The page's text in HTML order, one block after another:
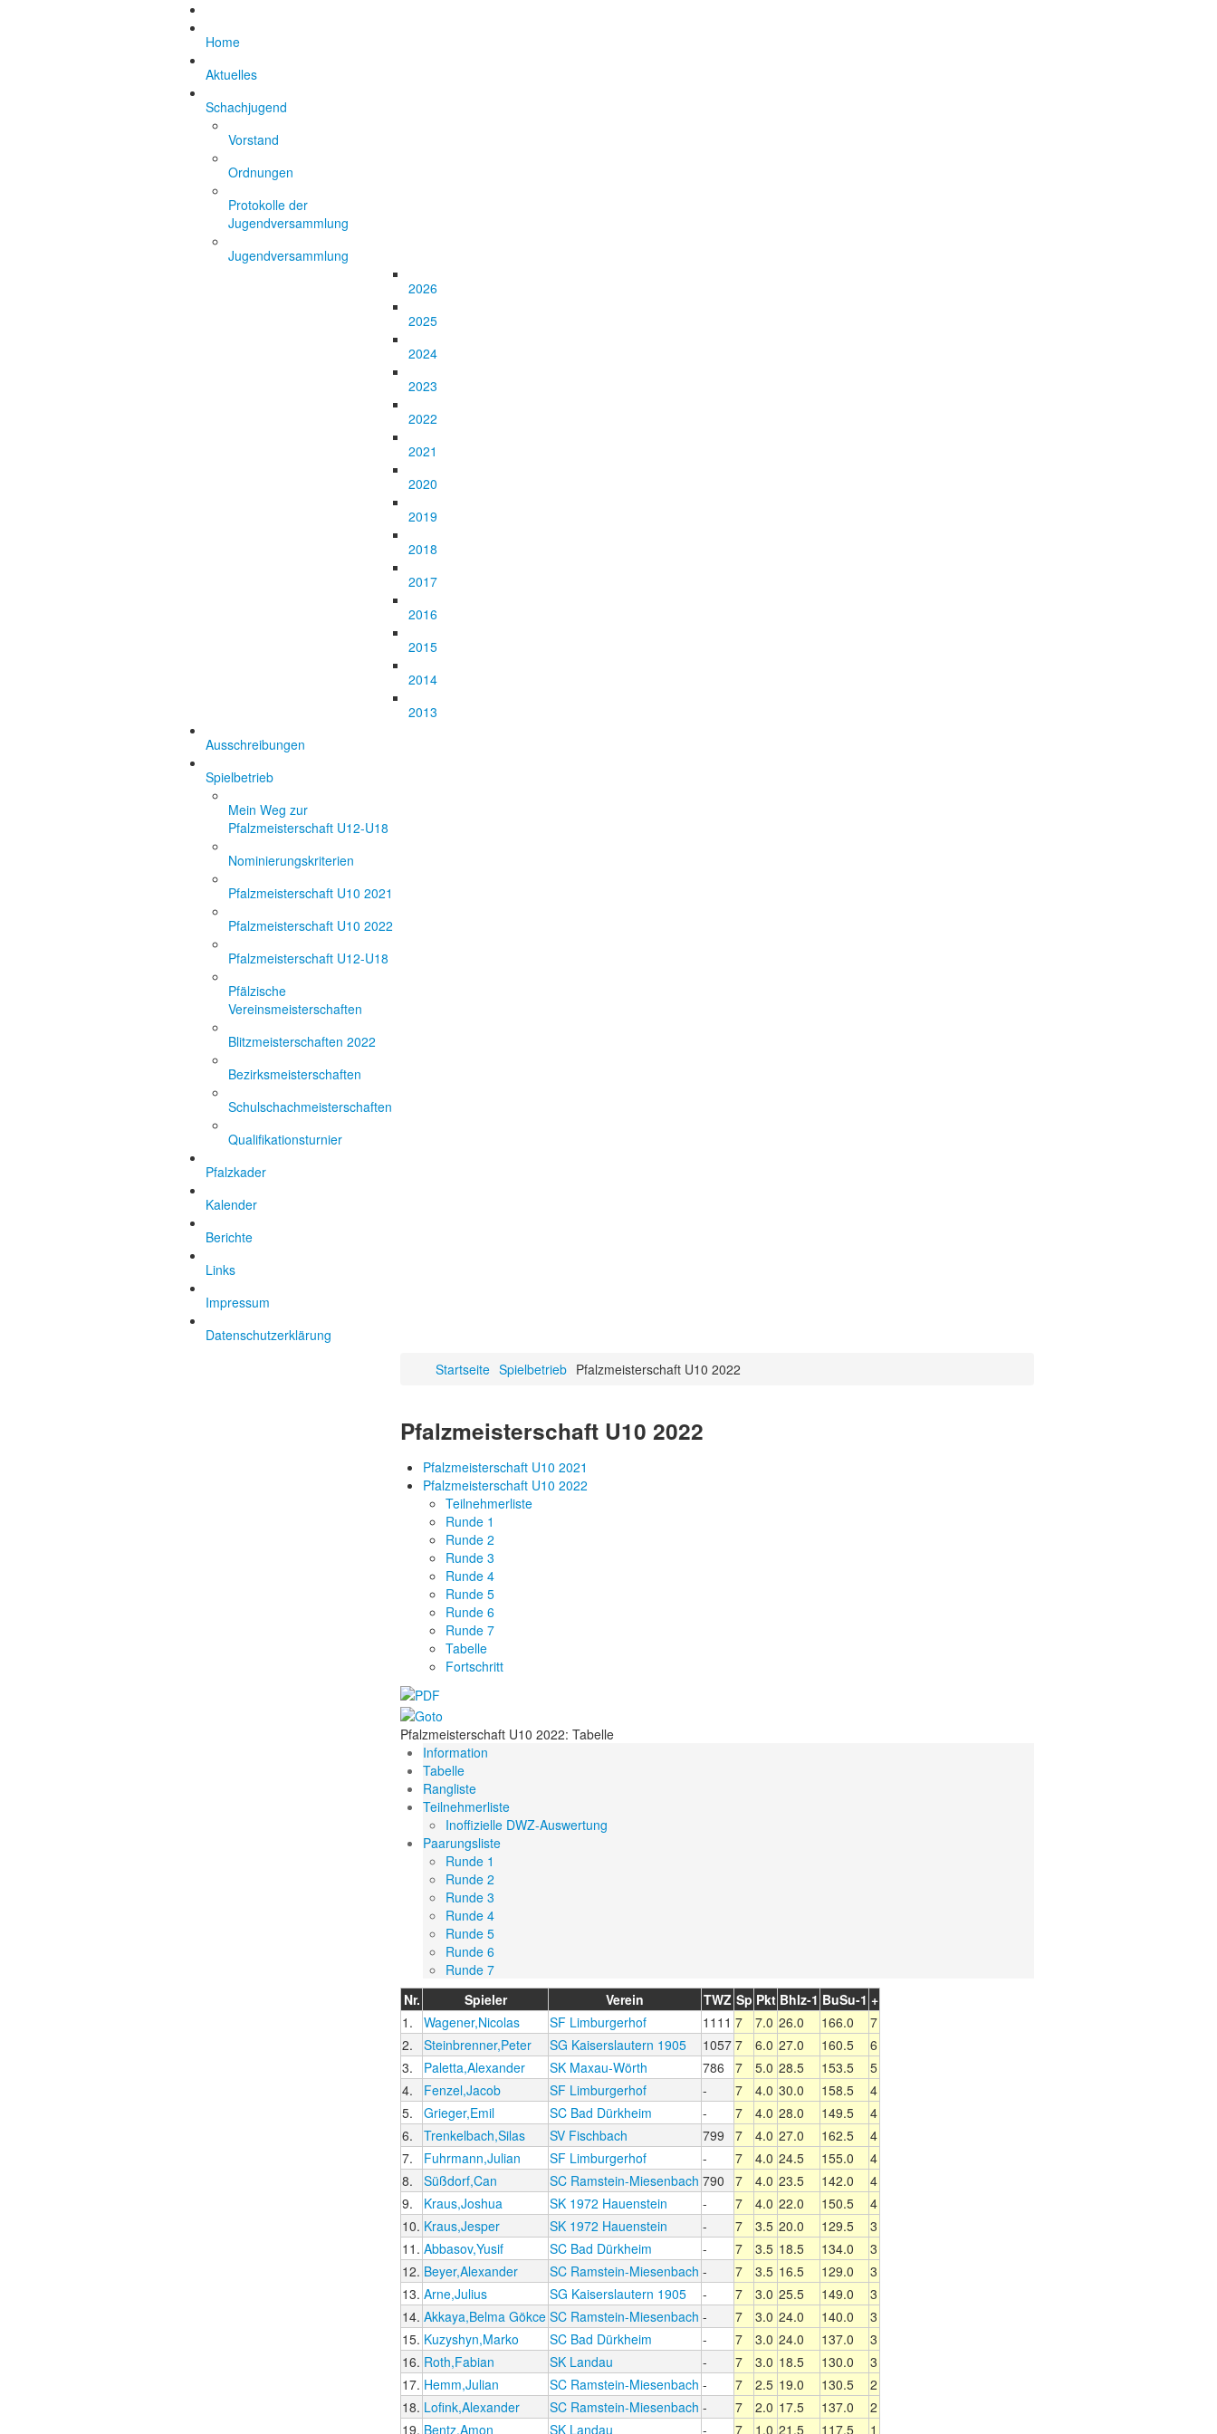
Home
Aktuelles
Schachjugend
Vorstand
Ordnungen
Protokolle der
Jugendversammlung
Jugendversammlung
2026
2025
2024
2023
2022
2021
2020
2019
2018
2017
2016
2015
2014
2013
Ausschreibungen
Spielbetrieb
Mein Weg zur
Pfalzmeisterschaft U12-U18
Nominierungskriterien
Pfalzmeisterschaft U10 2021
Pfalzmeisterschaft U10 2022
Pfalzmeisterschaft U12-U18
Pfälzische
Vereinsmeisterschaften
Blitzmeisterschaften 2022
Bezirksmeisterschaften
Schulschachmeisterschaften
Qualifikationsturnier
Pfalzkader
Kalender
Berichte
Links
Impressum
Datenschutzerklärung
Startseite Spielbetrieb Pfalzmeisterschaft U10 2022
Pfalzmeisterschaft U10 2022
Pfalzmeisterschaft U10 2021
Pfalzmeisterschaft U10 2022
Teilnehmerliste
Runde 1
Runde 2
Runde 3
Runde 4
Runde 5
Runde 6
Runde 7
Tabelle
Fortschritt
Pfalzmeisterschaft U10 2022: Tabelle
Information
Tabelle
Rangliste
Teilnehmerliste
Inoffizielle DWZ-Auswertung
Paarungsliste
Runde 1
Runde 2
Runde 3
Runde 4
Runde 5
Runde 6
Runde 7
Nr.
Spieler Verein TWZ Sp Pkt Bhlz-1 BuSu-1 +
1.
Wagener,Nicolas SF Limburgerhof 1111 7 7.0 26.0 166.0
7
2.
Steinbrenner,Peter SG Kaiserslautern 1905 1057 7 6.0 27.0 160.5
6
3.
Paletta,Alexander SK Maxau-Wörth 786 7 5.0 28.5 153.5
5
4.
Fenzel,Jacob SF Limburgerhof - 7 4.0 30.0 158.5
4
5.
Grieger,Emil SC Bad Dürkheim - 7 4.0 28.0 149.5
4
6.
Trenkelbach,Silas SV Fischbach 799 7 4.0 27.0 162.5
4
7.
Fuhrmann,Julian SF Limburgerhof - 7 4.0 24.5 155.0
4
8.
Süßdorf,Can SC Ramstein-Miesenbach 790 7 4.0 23.5 142.0
4
9.
Kraus,Joshua SK 1972 Hauenstein - 7 4.0 22.0 150.5
4
10. Kraus,Jesper SK 1972 Hauenstein - 7 3.5 20.0 129.5
3
11. Abbasov,Yusif SC Bad Dürkheim - 7 3.5 18.5 134.0
3
12. Beyer,Alexander SC Ramstein-Miesenbach - 7 3.5 16.5 129.0
3
13. Arne,Julius SG Kaiserslautern 1905 - 7 3.0 25.5 149.0
3
14. Akkaya,Belma Gökce SC Ramstein-Miesenbach - 7 3.0 24.0 140.0
3
15. Kuzyshyn,Marko SC Bad Dürkheim - 7 3.0 24.0 137.0
3
16. Roth,Fabian SK Landau - 7 3.0 18.5 130.0
3
17. Hemm,Julian SC Ramstein-Miesenbach - 7 2.5 19.0 130.5
2
18. Lofink,Alexander SC Ramstein-Miesenbach - 7 2.0 17.5 137.0
2
19. Bentz,Amon SK Landau - 7 1.0 21.5 117.5 1